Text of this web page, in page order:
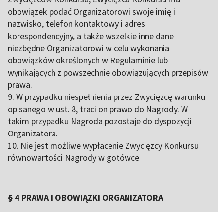
obowiązek podać Organizatorowi swoje imię i
nazwisko, telefon kontaktowy i adres
korespondencyjny, a także wszelkie inne dane
niezbędne Organizatorowi w celu wykonania
obowiązków określonych w Regulaminie lub
wynikających z powszechnie obowiązujących przepisów
prawa.
9. W przypadku niespełnienia przez Zwycięzcę warunku
opisanego w ust. 8, traci on prawo do Nagrody. W
takim przypadku Nagroda pozostaje do dyspozycji
Organizatora.
10. Nie jest możliwe wypłacenie Zwycięzcy Konkursu
równowartości Nagrody w gotówce
§ 4 PRAWA I OBOWIĄZKI ORGANIZATORA